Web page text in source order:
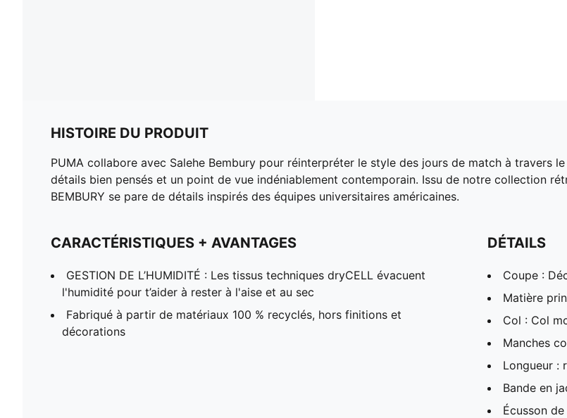
HISTOIRE DU PRODUIT
PUMA collabore avec Salehe Bembury pour réinterpréter le style des jours de match à travers
détails bien pensés et un point de vue indéniablement contemporain. Issu de notre collection
BEMBURY se pare de détails inspirés des équipes universitaires américaines.
CARACTÉRISTIQUES + AVANTAGES
GESTION DE L’HUMIDITÉ : Les tissus techniques dryCELL évacuent
l'humidité pour t’aider à rester à l'aise et au sec
Fabriqué à partir de matériaux 100 % recyclés, hors finitions et
décorations
DÉTAILS
Coupe :
Matière
Col : Col
Manches
Longueur :
Bande en
Écusson